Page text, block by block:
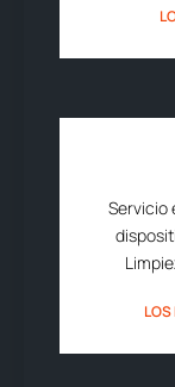
Servicio